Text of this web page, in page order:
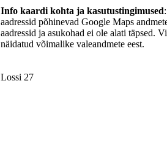
Info kaardi kohta ja kasutustingimused
aadressid põhinevad Google Maps
aadressid ja asukohad ei ole alati täpsed.
näidatud võimalike valeandmete eest.
Lossi 27